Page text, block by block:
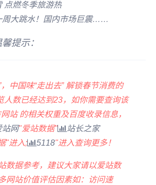
点燃冬季旅游热
周大跳水！国内市场巨震……
提示：
，中国味“走出去” 解锁春节消费的
人数已经达到23，如你需要查询该
站 的相关权重及百度收录信息，
站网"爱站数据"
站长之家
"进入; 5118"进入查询更多！
数据参考，建议大家请以爱站数
网站价值评估因素如：访问速